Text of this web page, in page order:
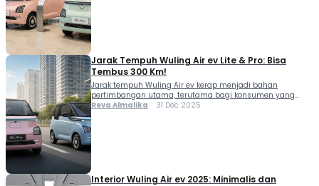
Jarak Tempuh Wuling Air ev Lite & Pro: Bisa
Tembus 300 Km!
Jarak tempuh Wuling Air ev kerap menjadi bahan
pertimbangan utama, terutama bagi konsumen yang
membutuhkan kendaraan ringkas, efisien, dan ekonomis.
Reva Almalika 31 Dec 2025
Interior Wuling Air ev 2025: Minimalis dan